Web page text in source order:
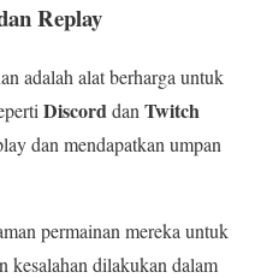
Replay
adalah alat berharga untuk
Discorddan Twitch
dan mendapatkan umpan
permainan mereka untuk
kesalahan dilakukan dalam